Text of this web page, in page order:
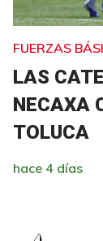
FUERZAS
LAS
NECAXA
TOLUCA
hace 4 días